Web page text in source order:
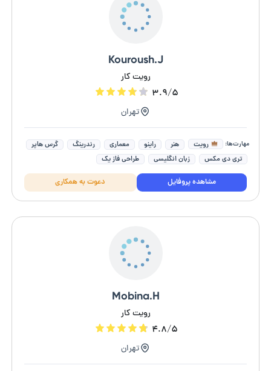
Kouroush.J
رویت کار
۳.۹/۵
تهران
مهارت‌ها: رویت هنر راینو معماری رندرینگ
گرس هاپر
تری دی مکس
زبان انگلیسی
طراحی فاز یک
طراحی دکوراسیون داخلی
مشاهده پروفایل دعوت به همکاری
Mobina.H
رویت کار
۴.۸/۵
تهران